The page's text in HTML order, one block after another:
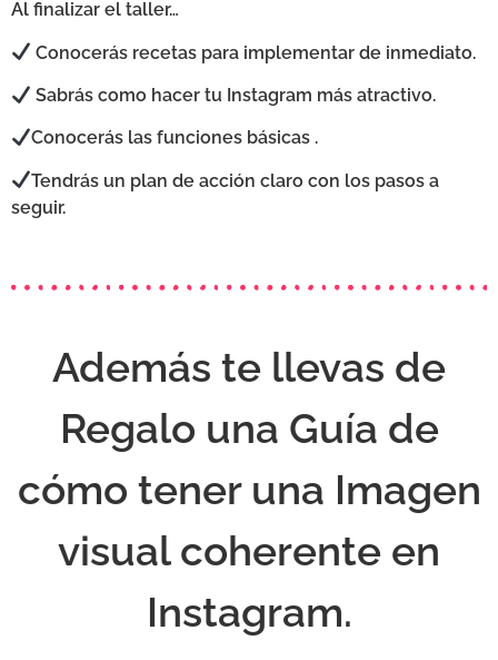
Al finalizar el taller…
Conocerás recetas para implementar de inmediato.
Sabrás como hacer tu Instagram más atractivo.
Conocerás las funciones básicas .
Tendrás un plan de acción claro con los pasos a
seguir.
Además te llevas de
Regalo una Guía de
cómo tener una Imagen
visual coherente en
Instagram.